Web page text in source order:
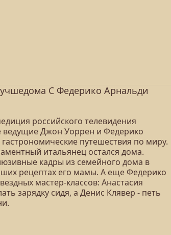
С Федерико Арнальди
российского телевидения
Джон Уоррен и Федерико
путешествия по миру.
итальянец остался дома.
кадры из семейного дома в
рецептах его мамы. А еще Федерико
мастер-классов: Анастасия
зарядку сидя, а Денис Клявер - петь